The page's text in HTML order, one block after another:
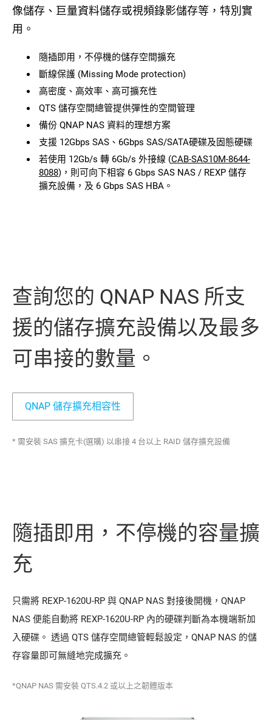
像儲存、巨量資料儲存或視頻錄影儲存等，特別實
用。
隨插即用，不停機的儲存空間擴充
斷線保護 (Missing Mode protection)
高密度、高效率、高可擴充性
QTS 儲存空間總管提供彈性的空間管理
備份 QNAP NAS 資料的理想方案
支援 12Gbps SAS、6Gbps SAS/SATA硬碟及固態硬碟
若使用 12Gb/s 轉 6Gb/s 外接線 (CAB-SAS10M-8644-
8088)，則可向下相容 6 Gbps SAS NAS / REXP 儲存
擴充設備，及 6 Gbps SAS HBA。
查詢您的 QNAP NAS 所支
援的儲存擴充設備以及最多
可串接的數量。
QNAP 儲存擴充相容性
* 需安裝 SAS 擴充卡(選購) 以串接 4 台以上 RAID 儲存擴充設備
隨插即用，不停機的容量擴
充
只需將 REXP-1620U-RP 與 QNAP NAS 對接後開機，QNAP
NAS 便能自動將 REXP-1620U-RP 內的硬碟判斷為本機端新加
入硬碟。 透過 QTS 儲存空間總管輕鬆設定，QNAP NAS 的儲
存容量即可無縫地完成擴充。
*QNAP NAS 需安裝 QTS.4.2 或以上之韌體版本